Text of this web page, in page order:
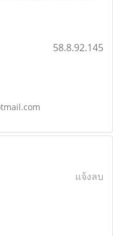
58.8.92.145
แจ้งลบ